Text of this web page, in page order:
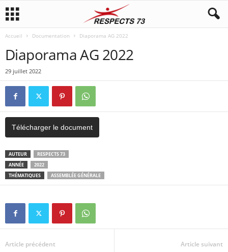
Accueil Documentation Diaporama AG 2022
Diaporama AG 2022
29 juillet 2022
Télécharger le document
AUTEUR
RESPECTS 73
ANNÉE
2022
THÉMATIQUES
ASSEMBLÉE GÉNÉRALE
Article précédent Article suivant